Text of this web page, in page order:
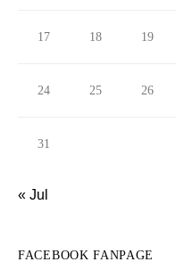
17 18 19
24 25 26
31
« Jul
FACEBOOK FANPAGE